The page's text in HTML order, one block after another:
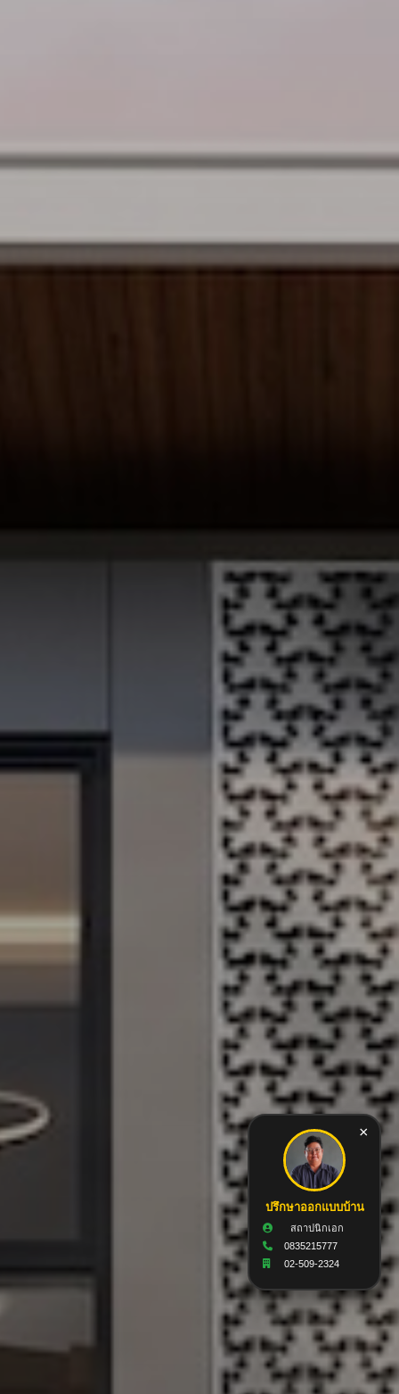
×
ปรึกษาออกแบบบ้าน
สถาปนิกเอก
0835215777
02-509-2324